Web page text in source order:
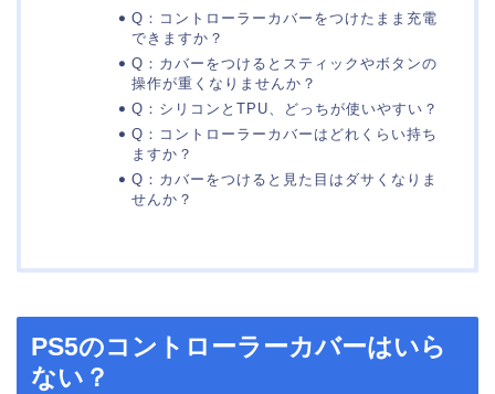
Q：コントローラーカバーをつけたまま充電
できますか？
Q：カバーをつけるとスティックやボタンの
操作が重くなりませんか？
Q：シリコンとTPU、どっちが使いやすい？
Q：コントローラーカバーはどれくらい持ち
ますか？
Q：カバーをつけると見た目はダサくなりま
せんか？
PS5のコントローラーカバーはいら
ない？